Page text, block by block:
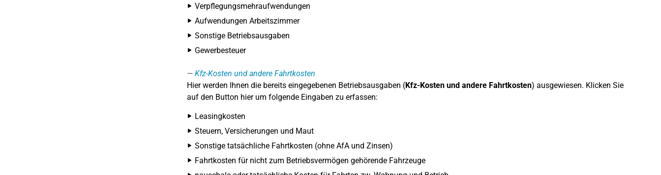
Verpflegungsmehraufwendungen
Aufwendungen Arbeitszimmer
Sonstige Betriebsausgaben
Gewerbesteuer
Kfz-Kosten und andere Fahrtkosten
Hier werden Ihnen die bereits eingegebenen Betriebsausgaben (Kfz-Kosten und andere Fahrtkosten) ausgewiesen. Klicken Sie
auf den Button hier um folgende Eingaben zu erfassen:
Leasingkosten
Steuern, Versicherungen und Maut
Sonstige tatsächliche Fahrtkosten (ohne AfA und Zinsen)
Fahrtkosten für nicht zum Betriebsvermögen gehörende Fahrzeuge